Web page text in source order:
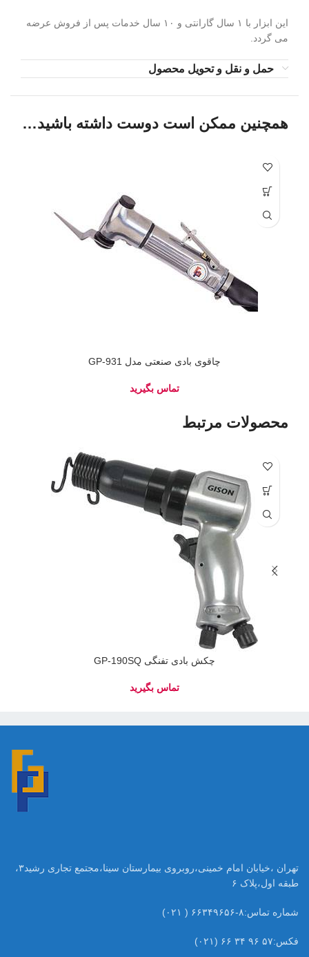
این ابزار با ۱ سال گارانتی و ۱۰ سال خدمات پس از فروش عرضه
می گردد.
حمل و نقل و تحویل محصول
همچنین ممکن است دوست داشته باشید…
چاقوی بادی صنعتی مدل GP-931
محصولات مرتبط
چکش بادی تفنگی GP-190SQ
تهران ،خیابان امام خمینی،روبروی بیمارستان سینا،مجتمع تجاری رشید۳،
طبقه اول،پلاک ۶
شماره تماس:۸-۶۶۳۴۹۶۵۶ ( ۰۲۱)
فکس:۵۷ ۹۶ ۳۴ ۶۶ (۰۲۱)